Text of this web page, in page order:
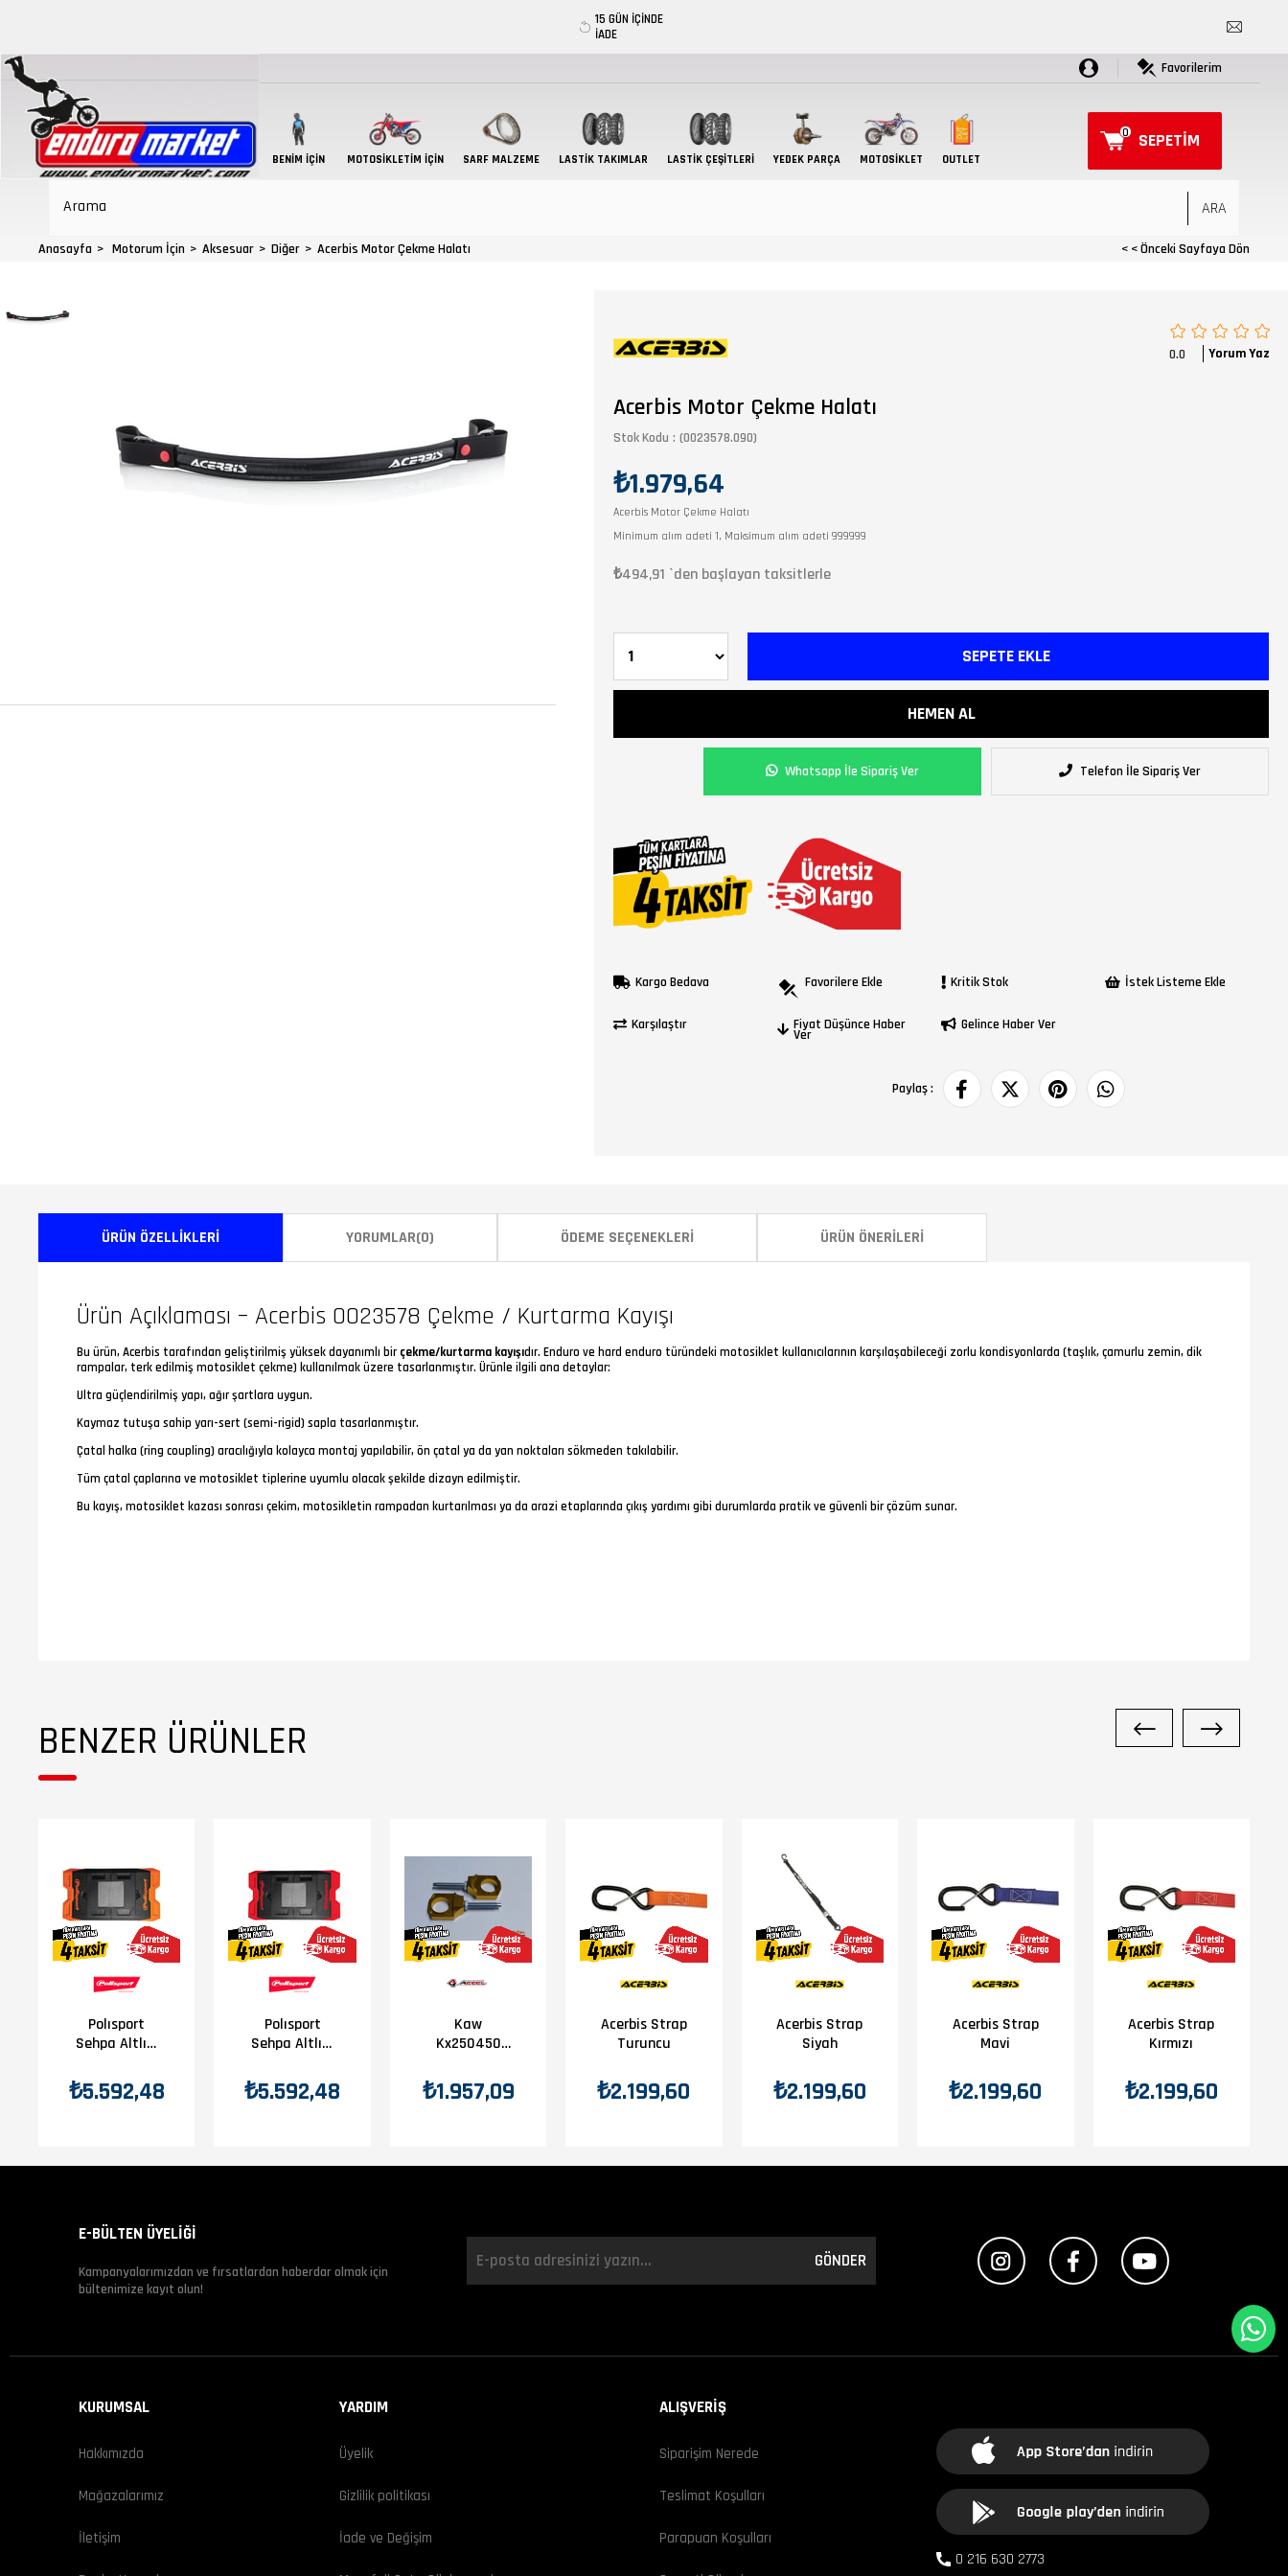
15 GÜN İÇİNDE
İADE
Favorilerim
BENIM İÇIN MOTOSIKLETIM İÇIN SARF MALZEME LASTIK TAKIMLAR LASTİK ÇEŞİTLERİ YEDEK PARÇA MOTOSIKLET OUTLET
SEPETIM
0
Anasayfa Motorum İçin Aksesuar Diğer Acerbis Motor Çekme Halatı < < Önceki Sayfaya Dön
Acerbis Motor Çekme Halatı
Stok Kodu (0023578.090)
₺1.979,64
Acerbis Motor Çekme Halatı
Minimum alım adeti 1, Maksimum alım adeti 999999
₺494,91 `den başlayan taksitlerle
Whatsapp İle Sipariş Ver Telefon İle Sipariş Ver
Kargo Bedava Favorilere Ekle Kritik Stok İstek Listeme Ekle
Karşılaştır Fiyat Düşünce Haber
Ver
Gelince Haber Ver
Paylaş :
0.0 Yorum Yaz
ÜRÜN ÖZELLIKLERI YORUMLAR(0) ÖDEME SEÇENEKLERI ÜRÜN ÖNERILERI
Ürün Açıklaması – Acerbis 0023578 Çekme / Kurtarma Kayışı
Bu ürün, Acerbis tarafından geliştirilmiş yüksek dayanımlı birçekme/kurtarma kayışıdır. Enduro ve hard enduro türündeki motosiklet kullanıcılarının karşılaşabileceği zorlu kondisyonlarda (taşlık, çamurlu zemin, dik
rampalar, terk edilmiş motosiklet çekme) kullanılmak üzere tasarlanmıştır. Ürünle ilgili ana detaylar:
Ultra güçlendirilmiş yapı, ağır şartlara uygun.
Kaymaz tutuşa sahip yarı-sert (semi-rigid) sapla tasarlanmıştır.
Çatal halka (ring coupling) aracılığıyla kolayca montaj yapılabilir, ön çatal ya da yan noktaları sökmeden takılabilir.
Tüm çatal çaplarına ve motosiklet tiplerine uyumlu olacak şekilde dizayn edilmiştir.
Bu kayış, motosiklet kazası sonrası çekim, motosikletin rampadan kurtarılması ya da arazi etaplarında çıkış yardımı gibi durumlarda pratik ve güvenli bir çözüm sunar.
BENZER ÜRÜNLER
Polısport
Sehpa Altlığı
₺5.592,48
Polısport
Sehpa Altlığı
₺5.592,48
Kaw
Kx250450
Zincir Gergi
Aparatı Sarı
₺1.957,09
Acerbis Strap
Turuncu
₺2.199,60
Acerbis Strap
Siyah
₺2.199,60
Acerbis Strap
Mavi
₺2.199,60
Acerbis Strap
Kırmızı
₺2.199,60
E-BÜLTEN ÜYELİĞİ
Kampanyalarımızdan ve fırsatlardan haberdar olmak için
bültenimize kayıt olun!
GÖNDER
KURUMSAL
Hakkımızda
Mağazalarımız
İletişim
YARDIM
Üyelik
Gizlilik politikası
İade ve Değişim
ALIŞVERİŞ
Siparişim Nerede
Teslimat Koşulları
Parapuan Koşulları
0 216 630 2773